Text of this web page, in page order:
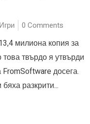
Игри 0 Comments
милиона копия за
твърдо я утвърди
досега.
разкрити...